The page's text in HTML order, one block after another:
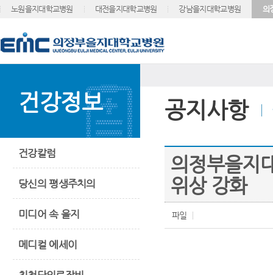
노원을지대학교병원 대전을지대학교병원 강남을지대학교병원 의
건강정보
건강칼럼
당신의 평생주치의
미디어 속 을지
메디컬 에세이
공지사항
의정부을지
위상 강화
파일